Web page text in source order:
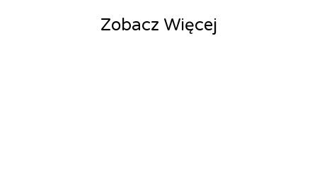
Zobacz Więcej